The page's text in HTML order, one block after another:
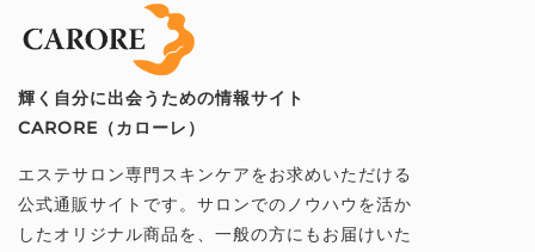
輝く自分に出会うための情報サイト
CARORE（カローレ）
エステサロン専門スキンケアをお求めいただける
公式通販サイトです。サロンでのノウハウを活か
したオリジナル商品を、一般の方にもお届けいた